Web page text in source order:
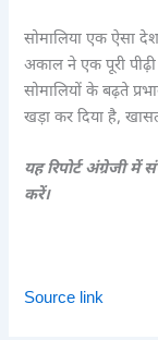
सोमालिया एक ऐसा
अकाल ने एक पूरी
सोमालियों के बढ़ते
खड़ा कर दिया है,
यह रिपोर्ट अंग्रेजी
करें।
Source link